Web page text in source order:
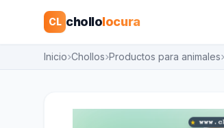
CL chollolocura
Inicio Chollos Productos para animales